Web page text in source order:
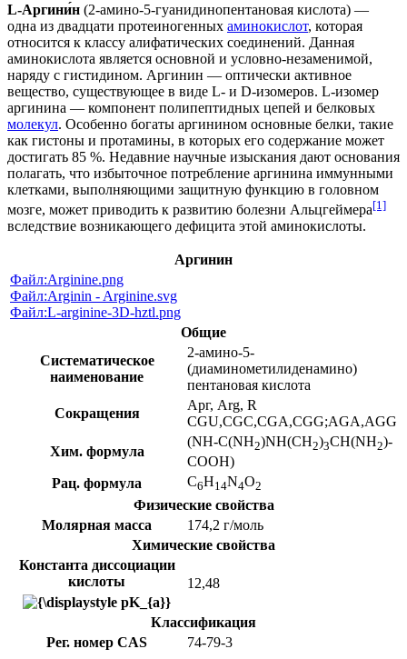
L-Аргини́н (2-амино-5-гуанидинопентановая кислота) —
одна из двадцати протеиногенных аминокислот, которая
относится к классу алифатических соединений. Данная
аминокислота является основной и условно-незаменимой,
наряду с гистидином. Аргинин — оптически активное
вещество, существующее в виде L- и D-изомеров. L-изомер
аргинина — компонент полипептидных цепей и белковых
молекул. Особенно богаты аргинином основные белки, такие
как гистоны и протамины, в которых его содержание может
достигать 85 %. Недавние научные изыскания дают основания
полагать, что избыточное потребление аргинина иммунными
клетками, выполняющими защитную функцию в головном
мозге, может приводить к развитию болезни Альцгеймера[1]
вследствие возникающего дефицита этой аминокислоты.
Аргинин
Файл:Arginine.png
Файл:Arginin - Arginine.svg
Файл:L-arginine-3D-hztl.png
Общие
Систематическое
наименование
2-​амино-​5-​​
(диаминометилиденамино)​
пентановая кислота
Сокращения
Арг, Arg, R
CGU,CGC,CGA,CGG;AGA,AGG
Хим. формула
(NH-C(NH2)NH(CH2)3CH(NH2)-
COOH)
Рац. формула
C6H14N4O2
Физические свойства
Молярная масса
174,2 г/моль
Химические свойства
Константа диссоциации
кислоты
12,48
Классификация
Рег. номер CAS
74-79-3